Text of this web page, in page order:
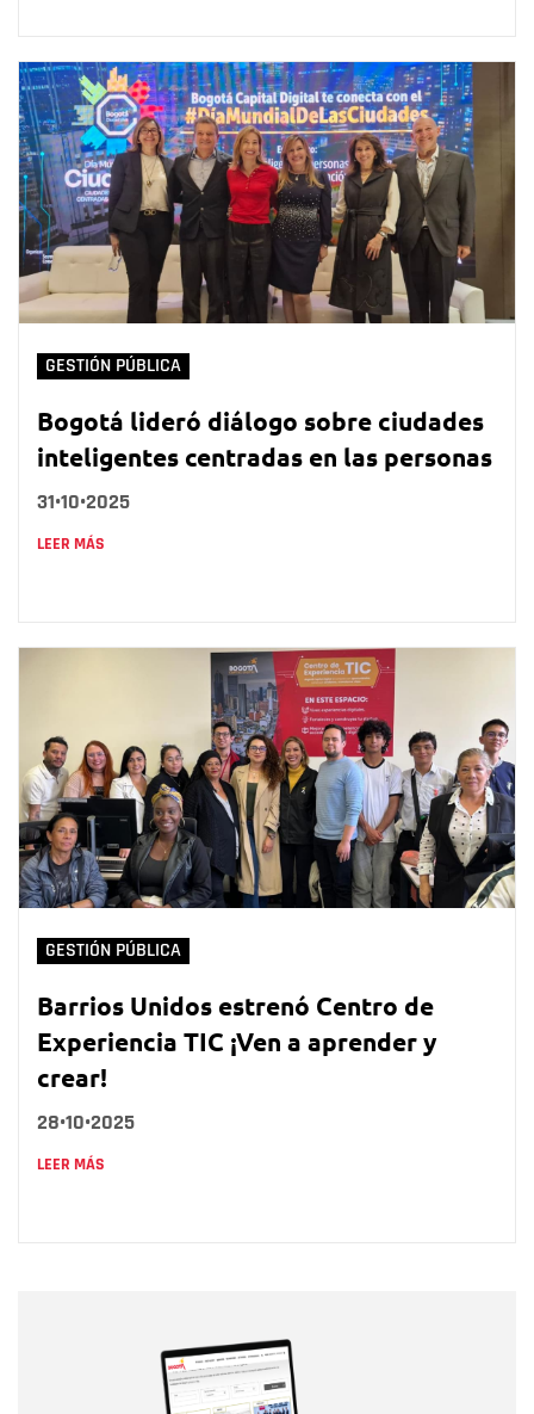
GESTIÓN PÚBLICA
Bogotá lideró diálogo sobre ciudades
inteligentes centradas en las personas
31•10•2025
LEER MÁS
GESTIÓN PÚBLICA
Barrios Unidos estrenó Centro de
Experiencia TIC ¡Ven a aprender y
crear!
28•10•2025
LEER MÁS
Correo electrónico